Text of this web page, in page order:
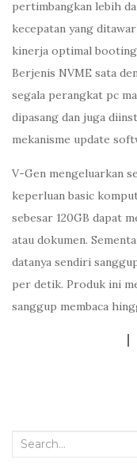
pertimbangkan lebih
kecepatan yang
kinerja optimal
Berjenis NVME sata
segala perangkat pc
dipasang dan juga
mekanisme update
V-Gen mengeluarkan
keperluan basic
sebesar 120GB dapat
atau dokumen.
datanya sendiri
per detik. Produk ini
sanggup membaca
Search